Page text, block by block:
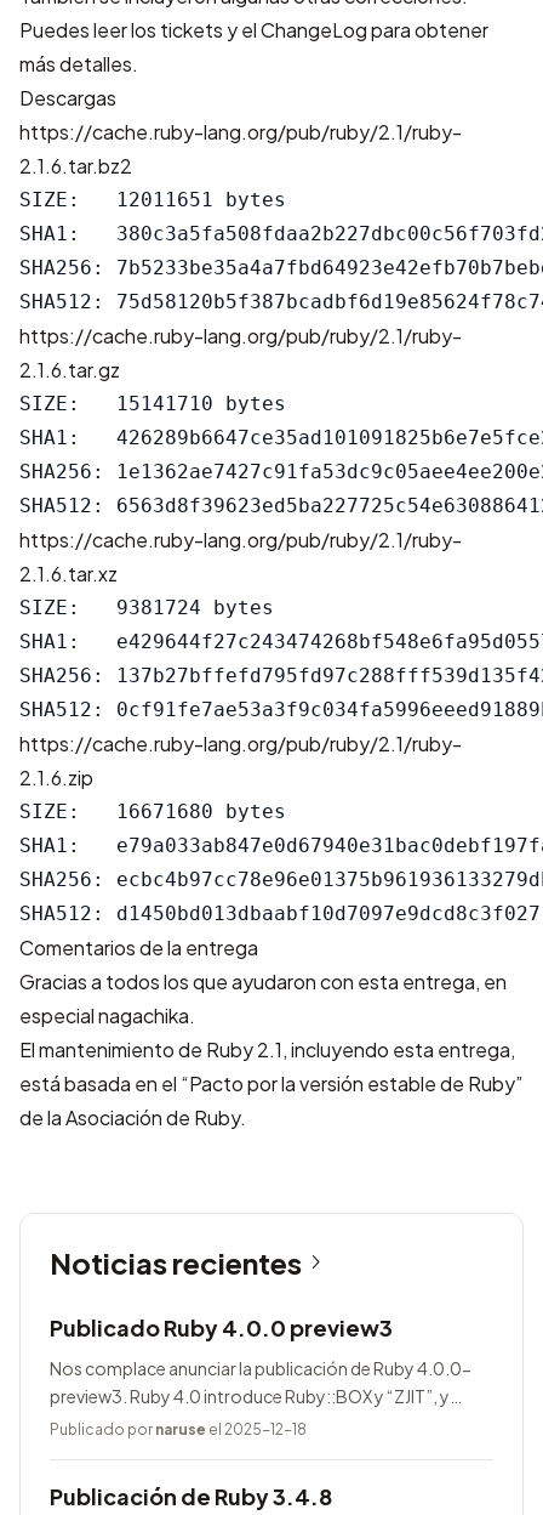
Puedes leer los tickets y elChangeLogpara obtener
más detalles.
Descargas
https://cache.ruby-lang.org/pub/ruby/2.1/ruby-
2.1.6.tar.bz2
SIZE:   12011651 bytes
SHA1:
SHA256:
https://cache.ruby-lang.org/pub/ruby/2.1/ruby-
2.1.6.tar.gz
SIZE:   15141710 bytes
SHA1:
SHA256:
https://cache.ruby-lang.org/pub/ruby/2.1/ruby-
2.1.6.tar.xz
SIZE:   9381724 bytes
SHA1:
SHA256:
https://cache.ruby-lang.org/pub/ruby/2.1/ruby-
2.1.6.zip
SIZE:   16671680 bytes
SHA1:
SHA256:
Comentarios de la entrega
Gracias a todos los que ayudaron con esta entrega, en
especial nagachika.
El mantenimiento de Ruby 2.1, incluyendo esta entrega,
está basada en el “Pacto por la versión estable de Ruby”
de laAsociación de Ruby.
Noticias recientes
Publicado Ruby 4.0.0 preview3
Nos complace anunciar la publicación de Ruby 4.0.0-
preview3. Ruby 4.0 introduce Ruby::BOX y “ZJIT”, y
agrega muchas mejoras.
Publicado por naruse el 2025-12-18
Publicación de Ruby 3.4.8